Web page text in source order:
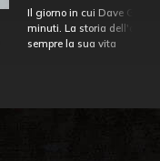
Il giorno in cui Dave
minuti. La storia
sempre la sua vita